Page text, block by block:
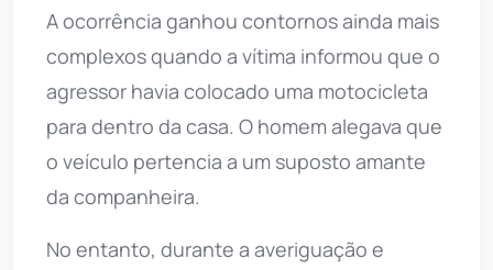
A ocorrência ganhou contornos ainda mais
complexos quando a vítima informou que o
agressor havia colocado uma motocicleta
para dentro da casa. O homem alegava que
o veículo pertencia a um suposto amante
da companheira.
No entanto, durante a averiguação e